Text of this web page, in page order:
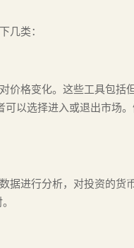
几类：
价格变化。这些工具包括
可以选择进入或退出市场
据进行分析，对投资的货